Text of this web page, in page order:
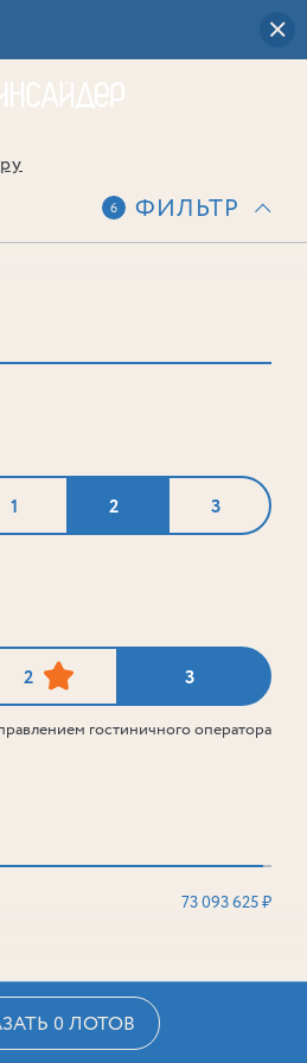
6 ФИЛЬТР
1 2 3
2 3
гостиничного оператора
73 093 625 ₽
0 ЛОТОВ
ни одного лота